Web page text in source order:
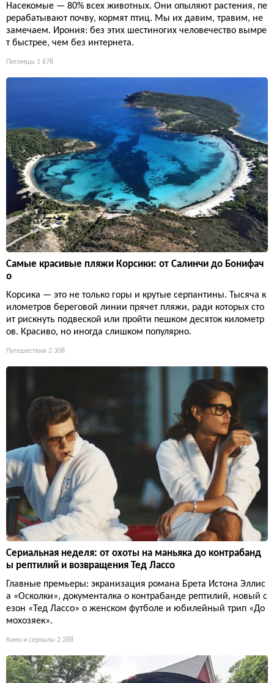
Насекомые — 80% всех животных. Они опыляют растения, пе
рерабатывают почву, кормят птиц. Мы их давим, травим, не
замечаем. Ирония: без этих шестиногих человечество вымре
т быстрее, чем без интернета.
Питомцы 1 678
Самые красивые пляжи Корсики: от Салинчи до Бонифач
о
Корсика — это не только горы и крутые серпантины. Тысяча к
илометров береговой линии прячет пляжи, ради которых сто
ит рискнуть подвеской или пройти пешком десяток километр
ов. Красиво, но иногда слишком популярно.
Путешествия 2 308
Сериальная неделя: от охоты на маньяка до контрабанд
ы рептилий и возвращения Тед Лассо
Главные премьеры: экранизация романа Брета Истона Эллис
а «Осколки», документалка о контрабанде рептилий, новый с
езон «Тед Лассо» о женском футболе и юбилейный трип «До
мохозяек».
Кино и сериалы 2 288